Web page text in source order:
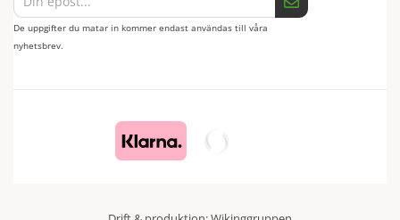
De uppgifter du matar in kommer endast användas till våra
nyhetsbrev.